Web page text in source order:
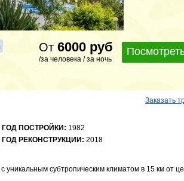
От 6000 руб
/за человека / за ночь
Заказать
ГОД ПОСТРОЙКИ: 1982
ГОД РЕКОНСТРУКЦИИ: 2018
субтропическим климатом в 15 км от